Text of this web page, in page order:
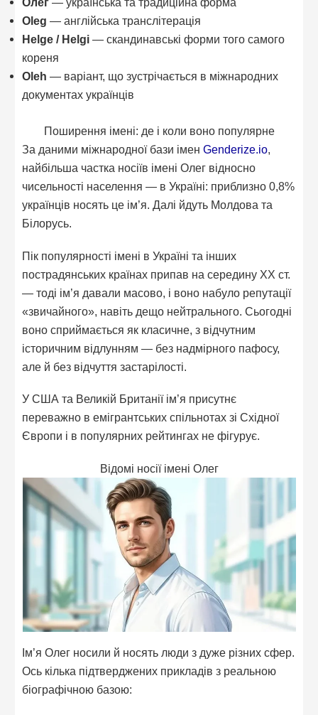
Oleg — англійська транслітерація
Helge / Helgi — скандинавські форми того самого
кореня
Oleh — варіант, що зустрічається в міжнародних
документах українців
Поширення імені: де і коли воно популярне
За даними міжнародної бази іменGenderize.io,
найбільша частка носіїв імені Олег відносно
чисельності населення — в Україні: приблизно 0,8%
українців носять це ім’я. Далі йдуть Молдова та
Білорусь.
Пік популярності імені в Україні та інших
пострадянських країнах припав на середину XX ст.
— тоді ім’я давали масово, і воно набуло репутації
«звичайного», навіть дещо нейтрального. Сьогодні
воно сприймається як класичне, з відчутним
історичним відлунням — без надмірного пафосу,
але й без відчуття застарілості.
У США та Великій Британії ім’я присутнє
переважно в емігрантських спільнотах зі Східної
Європи і в популярних рейтингах не фігурує.
Відомі носії імені Олег
Ім’я Олег носили й носять люди з дуже різних сфер.
Ось кілька підтверджених прикладів з реальною
біографічною базою: